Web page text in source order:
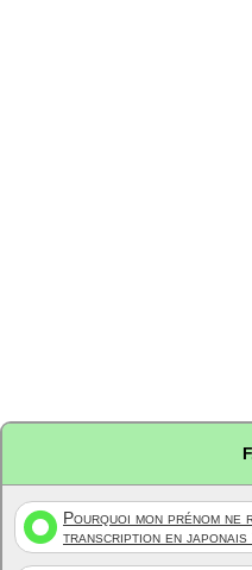
Pourquoi mon prénom ne
transcription en japonais